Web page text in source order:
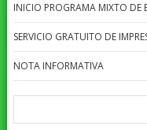
INICIO PROGRAMA MIXTO DE
SERVICIO GRATUITO DE
NOTA INFORMATIVA